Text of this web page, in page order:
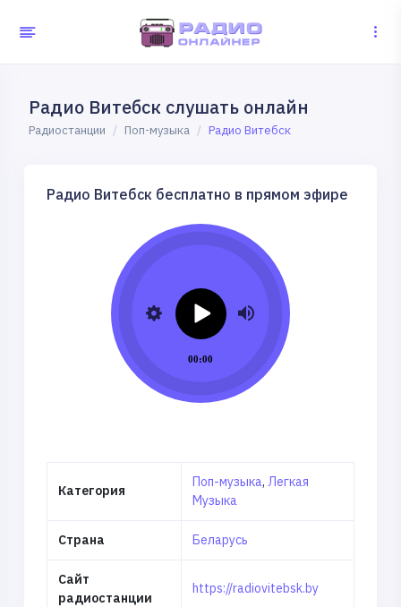
Радио Витебск слушать онлайн
Радиостанции Поп-музыка Радио Витебск
Радио Витебск бесплатно в прямом эфире
00:00
Категория
Поп-музыка, Легкая
Музыка
Страна Беларусь
Сайт
радиостанции
https://radiovitebsk.by